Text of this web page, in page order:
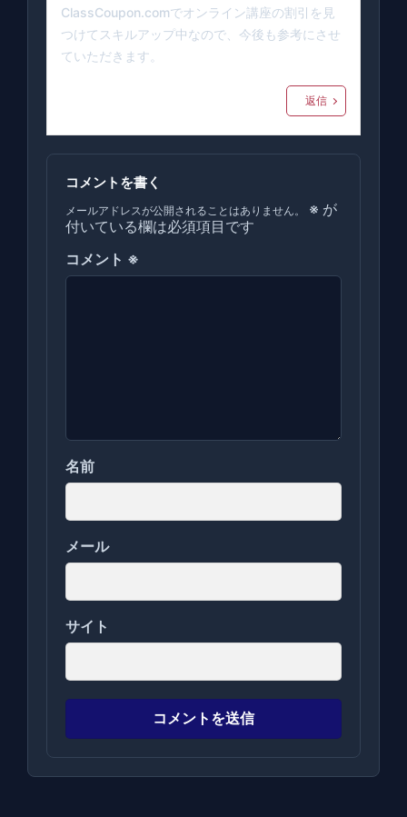
ClassCoupon.comでオンライン講座の割引を見
つけてスキルアップ中なので、今後も参考にさせ
ていただきます。
返信
コメントを書く
メールアドレスが公開されることはありません。 ※ が
付いている欄は必須項目です
コメント ※
名前
メール
サイト